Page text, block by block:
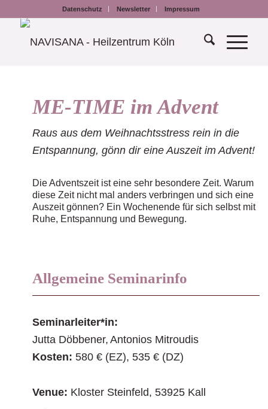
Datenschutz Newsletter Impressum
ME-TIME im Advent
Raus aus dem Weihnachtsstress rein in die
Entspannung, gönn dir eine Auszeit im Advent!
Die Adventszeit ist eine sehr besondere Zeit. Warum
diese Zeit nicht mal anders verbringen und sich eine
Auszeit gönnen? Ein Wochenende für sich selbst mit
Ruhe, Entspannung und Bewegung.
Allgemeine Seminarinfo
Seminarleiter*in:
Jutta Döbbener Antonios Mitroudis
Kosten: 580 € (EZ), 535 € (DZ)
Venue: Kloster Steinfeld, 53925 Kall